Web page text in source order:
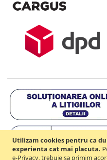
Utilizam cookies pentru ca
experienta cat mai placuta.
e-Privacy, trebuie sa primim